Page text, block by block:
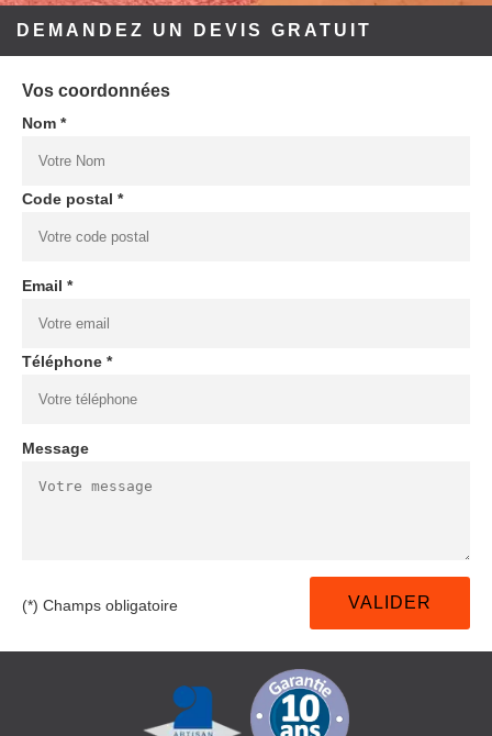
DEMANDEZ UN DEVIS GRATUIT
Vos coordonnées
Nom *
Code postal *
Email *
Téléphone *
Message
(*) Champs obligatoire